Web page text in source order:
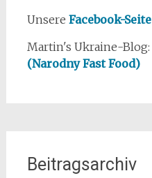
Unsere Facebook-Seite
Martin's Ukraine-Blog:
(Narodny Fast Food)
Beitragsarchiv